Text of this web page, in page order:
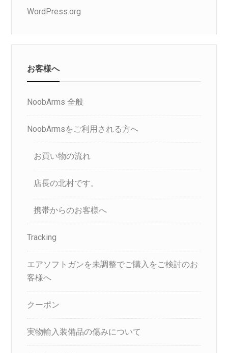
WordPress.org
お客様へ
NoobArms 全般
NoobArmsをご利用される方へ
お買い物の流れ
店長の北村です。
携帯からのお客様へ
Tracking
エアソフトガンを未調整でご購入をご検討のお
客様へ
クーポン
実物輸入装備品の傷みについて